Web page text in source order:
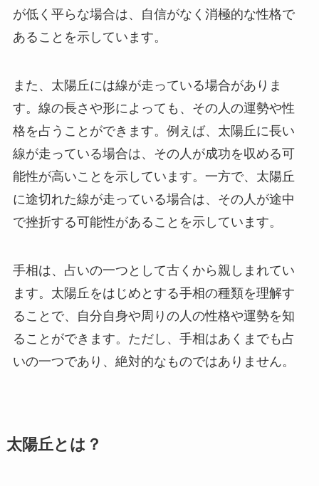
が低く平らな場合は、自信がなく消極的な性格で
あることを示しています。
また、太陽丘には線が走っている場合がありま
す。線の長さや形によっても、その人の運勢や性
格を占うことができます。例えば、太陽丘に長い
線が走っている場合は、その人が成功を収める可
能性が高いことを示しています。一方で、太陽丘
に途切れた線が走っている場合は、その人が途中
で挫折する可能性があることを示しています。
手相は、占いの一つとして古くから親しまれてい
ます。太陽丘をはじめとする手相の種類を理解す
ることで、自分自身や周りの人の性格や運勢を知
ることができます。ただし、手相はあくまでも占
いの一つであり、絶対的なものではありません。
太陽丘とは？